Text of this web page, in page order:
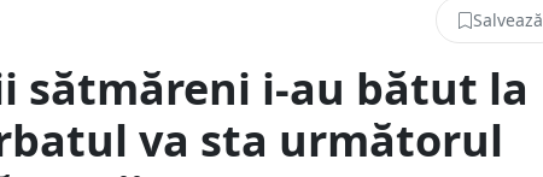
Salvează
sătmăreni i-au bătut la
va sta următorul